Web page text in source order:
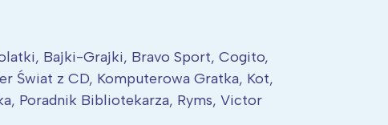
Bajki-Grajki, Bravo Sport, Cogito,
Świat z CD, Komputerowa Gratka, Kot,
Poradnik Bibliotekarza, Ryms, Victor